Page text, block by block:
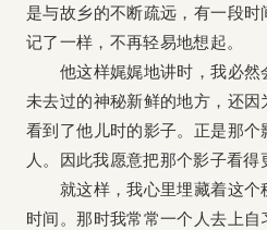
是与故乡的不断疏远，有一段
记了一样，不再轻易地想起。
他这样娓娓地讲时，我必然
未去过的神秘新鲜的地方，还因
看到了他儿时的影子。正是那
人。因此我愿意把那个影子看得
就这样，我心里埋藏着这个
时间。那时我常常一个人去上